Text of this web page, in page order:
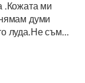
.Кожата ми
думи
луда.Не съм...